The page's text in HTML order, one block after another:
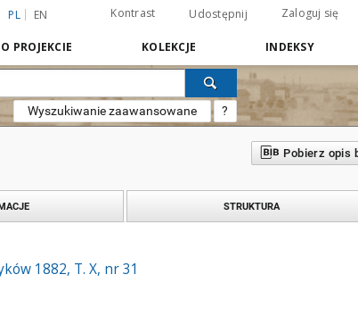
PL EN Kontrast Udostępnij Zaloguj się
O PROJEKCIE KOLEKCJE INDEKSY
Wyszukiwanie zaawansowane ?
Pobierz opis
STRUKTURA
1882, T. X, nr 31